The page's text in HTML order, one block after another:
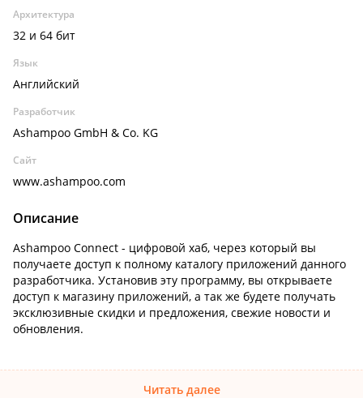
Архитектура
32 и 64 бит
Язык
Английский
Разработчик
Ashampoo GmbH & Co. KG
Сайт
www.ashampoo.com
Описание
Ashampoo Connect - цифровой хаб, через который вы
получаете доступ к полному каталогу приложений данного
разработчика. Установив эту программу, вы открываете
доступ к магазину приложений, а так же будете получать
эксклюзивные скидки и предложения, свежие новости и
обновления.
Читать далее